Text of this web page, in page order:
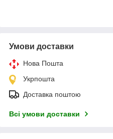
Умови доставки
Нова Пошта
Укрпошта
Доставка поштою
Всі умови доставки